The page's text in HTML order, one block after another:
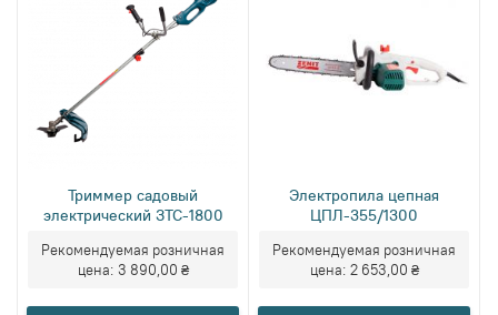
Триммер садовый
электрический ЗТС-1800
Рекомендуемая розничная
цена: 3 890,00 ₴
Электропила цепная
ЦПЛ-355/1300
Рекомендуемая розничная
цена: 2 653,00 ₴